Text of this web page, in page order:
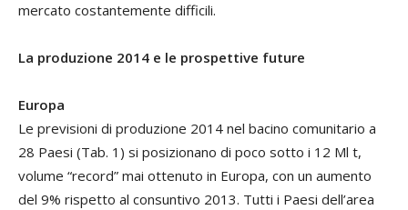
mercato costantemente difficili.
La produzione 2014 e le prospettive future
Europa
Le previsioni di produzione 2014 nel bacino comunitario a
28 Paesi (Tab. 1) si posizionano di poco sotto i 12 Ml t,
volume “record” mai ottenuto in Europa, con un aumento
del 9% rispetto al consuntivo 2013. Tutti i Paesi dell’area